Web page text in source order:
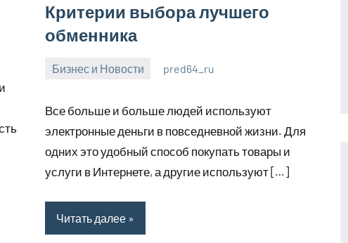
Критерии выбора лучшего
обменника
Бизнес и Новости
2023
pred64_ru
Все больше и больше людей используют
электронные деньги в повседневной жизни. Для
одних это удобный способ покупать товары и
услуги в Интернете, а другие используют […]
Читать далее